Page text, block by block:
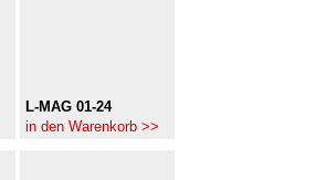
L-MAG 01-24
in den Warenkorb >>